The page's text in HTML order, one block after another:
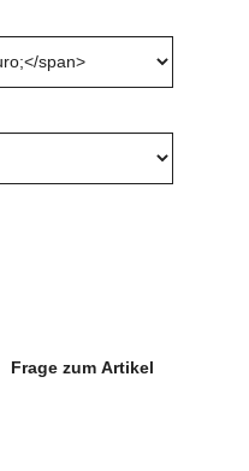
Frage zum Artikel